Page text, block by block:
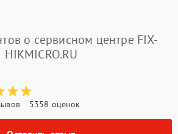
о сервисном центре FIX-
HIKMICRO.RU
5358 оценок